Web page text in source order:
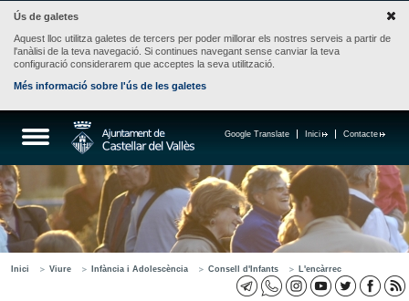
Ús de galetes
Aquest lloc utilitza galetes de tercers per poder millorar els nostres serveis a partir de
l'anàlisi de la teva navegació. Si continues navegant sense canviar la teva
configuració considerarem que acceptes la seva utilització.
Més informació sobre l'ús de les galetes
Contacte
Inici
Google Translate
Inici Viure Infància i Adolescència Consell d'Infants L'encàrrec